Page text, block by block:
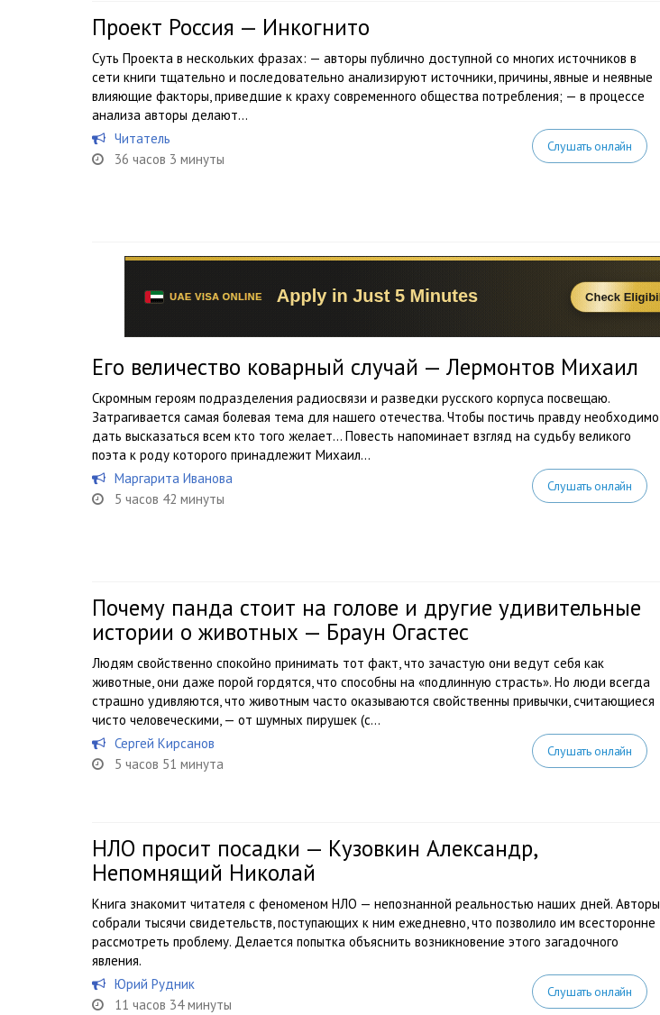
Проект Россия — Инкогнито
Суть Проекта в нескольких фразах: — авторы публично доступной со многих источников в
сети книги тщательно и последовательно анализируют источники, причины, явные и неявные
влияющие факторы, приведшие к краху современного общества потребления; — в процессе
анализа авторы делают...
Читатель
36 часов 3 минуты
Слушать онлайн
Его величество коварный случай — Лермонтов Михаил
Скромным героям подразделения радиосвязи и разведки русского корпуса посвещаю.
Затрагивается самая болевая тема для нашего отечества. Чтобы постичь правду необходимо
дать высказаться всем кто того желает… Повесть напоминает взгляд на судьбу великого
поэта к роду которого принадлежит Михаил...
Маргарита Иванова
5 часов 42 минуты
Слушать онлайн
Почему панда стоит на голове и другие удивительные
истории о животных — Браун Огастес
Людям свойственно спокойно принимать тот факт, что зачастую они ведут себя как
животные, они даже порой гордятся, что способны на «подлинную страсть». Но люди всегда
страшно удивляются, что животным часто оказываются свойственны привычки, считающиеся
чисто человеческими, — от шумных пирушек (с...
Сергей Кирсанов
5 часов 51 минута
Слушать онлайн
НЛО просит посадки — Кузовкин Александр,
Непомнящий Николай
Книга знакомит читателя с феноменом НЛО — непознанной реальностью наших дней. Авторы
собрали тысячи свидетельств, поступающих к ним ежедневно, что позволило им всесторонне
рассмотреть проблему. Делается попытка объяснить возникновение этого загадочного
явления.
Юрий Рудник
11 часов 34 минуты
Слушать онлайн